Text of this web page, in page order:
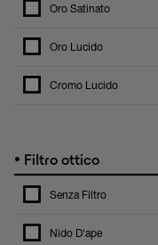
Oro Satinato
Oro Lucido
Cromo Lucido
• Filtro ottico
Senza Filtro
Nido D'ape